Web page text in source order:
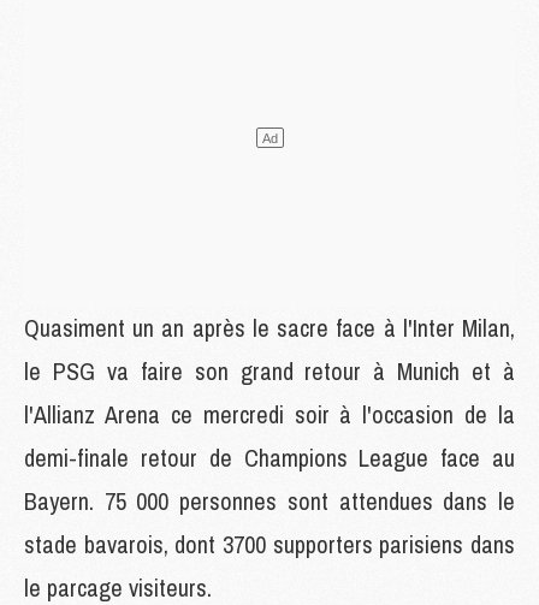
Quasiment un an après le sacre face à l'Inter Milan,
le PSG va faire son grand retour à Munich et à
l'Allianz Arena ce mercredi soir à l'occasion de la
demi-finale retour de Champions League face au
Bayern. 75 000 personnes sont attendues dans le
stade bavarois, dont 3700 supporters parisiens dans
le parcage visiteurs.